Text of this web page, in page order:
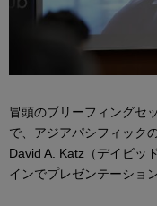
冒頭のブリーフィングセ
で、アジアパシフィック
David A. Katz（デイビッ
インでプレゼンテーショ